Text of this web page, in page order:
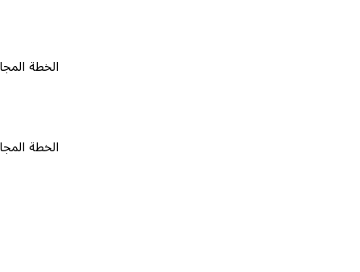
الخطة المجانية ٠
الخطة المجانية ٠